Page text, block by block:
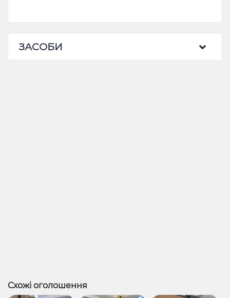
ЗАСОБИ
Схожі оголошення